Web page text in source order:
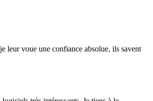
leur voue une confiance absolue, ils savent